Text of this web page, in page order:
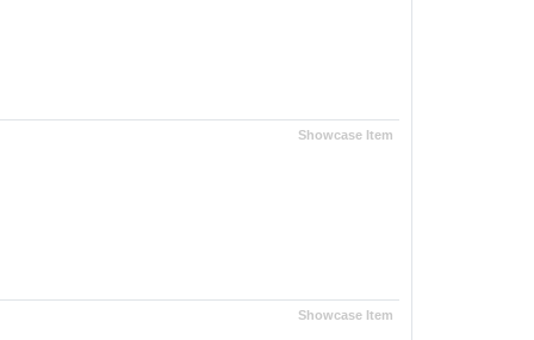
Showcase Item
Showcase Item